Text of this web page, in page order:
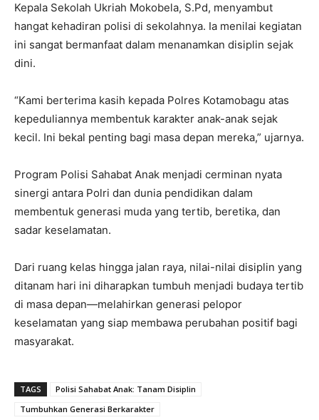
Kepala Sekolah Ukriah Mokobela, S.Pd, menyambut
hangat kehadiran polisi di sekolahnya. Ia menilai kegiatan
ini sangat bermanfaat dalam menanamkan disiplin sejak
dini.
“Kami berterima kasih kepada Polres Kotamobagu atas
kepeduliannya membentuk karakter anak-anak sejak
kecil. Ini bekal penting bagi masa depan mereka,” ujarnya.
Program Polisi Sahabat Anak menjadi cerminan nyata
sinergi antara Polri dan dunia pendidikan dalam
membentuk generasi muda yang tertib, beretika, dan
sadar keselamatan.
Dari ruang kelas hingga jalan raya, nilai-nilai disiplin yang
ditanam hari ini diharapkan tumbuh menjadi budaya tertib
di masa depan—melahirkan generasi pelopor
keselamatan yang siap membawa perubahan positif bagi
masyarakat.
TAGS
Polisi Sahabat Anak: Tanam Disiplin
Tumbuhkan Generasi Berkarakter